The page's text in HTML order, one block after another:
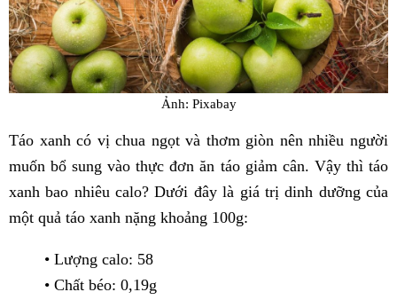
Ảnh: Pixabay
Táo xanh có vị chua ngọt và thơm giòn nên nhiều người
muốn bổ sung vào thực đơn ăn táo giảm cân. Vậy thì táo
xanh bao nhiêu calo? Dưới đây là giá trị dinh dưỡng của
một quả táo xanh nặng khoảng 100g:
• Lượng calo: 58
• Chất béo: 0,19g